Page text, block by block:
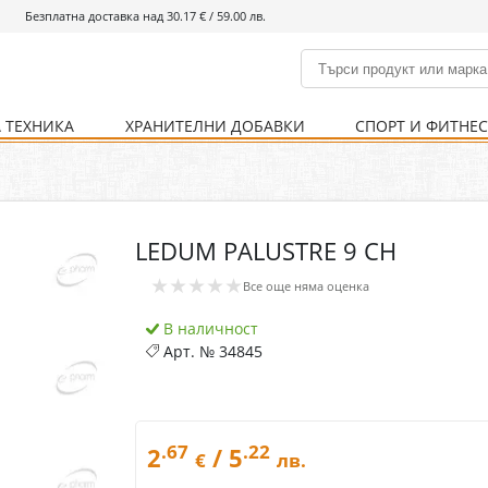
Безплатна доставка над 30.17 € / 59.00 лв.
Кости и стави Нервна система
Храносмилателна
Хомеопатия
ХРАНИТЕЛНИ ДОБАВКИ СПОРТ И ФИТНЕС
LEDUM PALUSTRE 9 CH
★★★★★ Все още няма оценка
В наличност
Арт. №34845
2.67 € / 5.22 лв.